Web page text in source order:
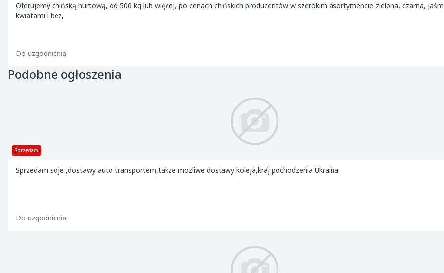
Oferujemy chińską hurtową, od 500 kg lub więcej, po cenach chińskich producentów w szerokim asortymencie-zielona, czarna,
kwiatami i bez,
Do uzgodnienia
Podobne ogłoszenia
Sprzedam
Sprzedam soje ,dostawy auto transportem,takze mozliwe dostawy koleja,kraj pochodzenia Ukraina
Do uzgodnienia